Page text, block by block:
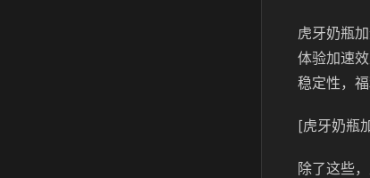
虎牙奶瓶
体验加速
稳定性，
[虎牙奶瓶
除了这些